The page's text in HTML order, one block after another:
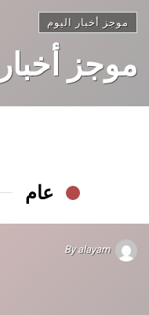
موجز أخبار اليوم
موجز
عام
Byalayam